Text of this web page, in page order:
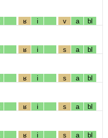
ʁ i v a bl
ʁ i s a bl
ʁ i s a bl
ʁ i s a bl
ʁ i s a bl